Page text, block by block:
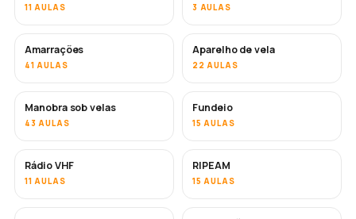
11 AULAS 3 AULAS
Amarrações
41 AULAS
Aparelho de vela
22 AULAS
Manobra sob velas
43 AULAS
Fundeio
15 AULAS
Rádio VHF
11 AULAS
RIPEAM
15 AULAS